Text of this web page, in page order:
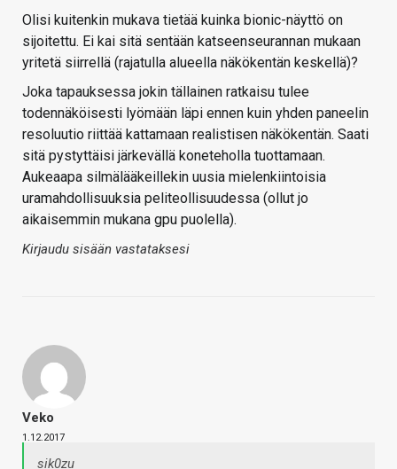
Olisi kuitenkin mukava tietää kuinka bionic-näyttö on
sijoitettu. Ei kai sitä sentään katseenseurannan mukaan
yritetä siirrellä (rajatulla alueella näkökentän keskellä)?
Joka tapauksessa jokin tällainen ratkaisu tulee
todennäköisesti lyömään läpi ennen kuin yhden paneelin
resoluutio riittää kattamaan realistisen näkökentän. Saati
sitä pystyttäisi järkevällä koneteholla tuottamaan.
Aukeaapa silmälääkeillekin uusia mielenkiintoisia
uramahdollisuuksia peliteollisuudessa (ollut jo
aikaisemmin mukana gpu puolella).
Kirjaudu sisään vastataksesi
Veko
1.12.2017
sik0zu